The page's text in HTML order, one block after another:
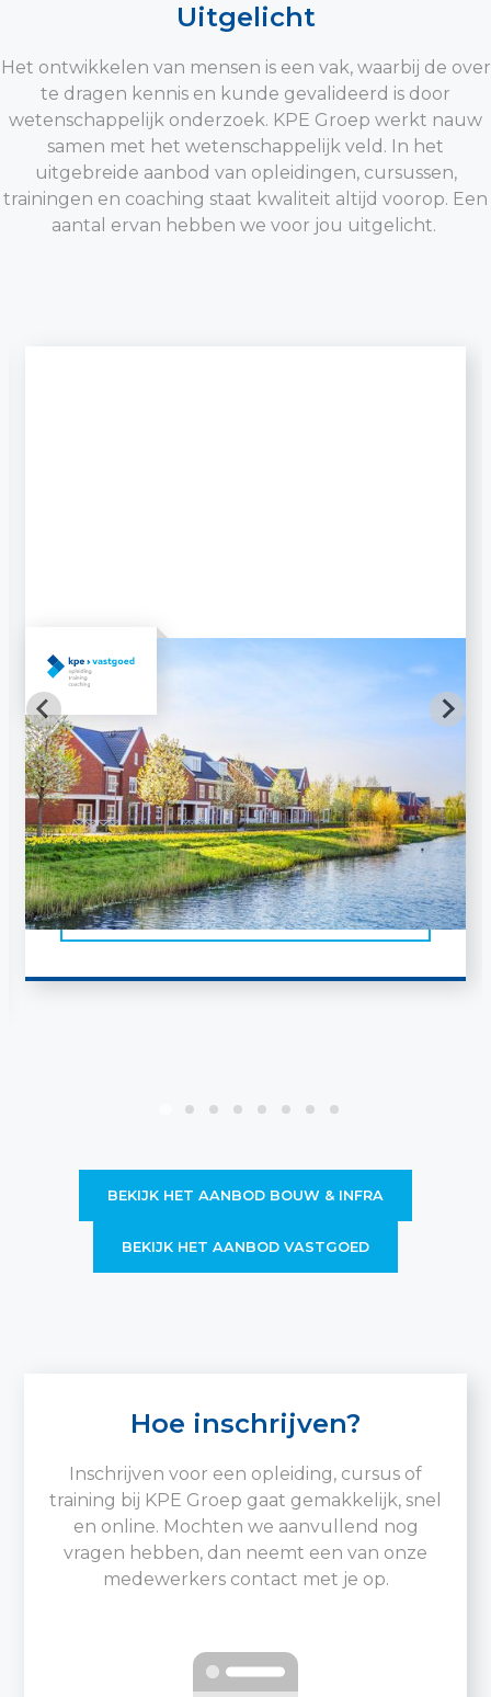
Uitgelicht
Het ontwikkelen van mensen is een vak, waarbij de over
te dragen kennis en kunde gevalideerd is door
wetenschappelijk onderzoek. KPE Groep werkt nauw
samen met het wetenschappelijk veld. In het
uitgebreide aanbod van opleidingen, cursussen,
trainingen en coaching staat kwaliteit altijd voorop. Een
aantal ervan hebben we voor jou uitgelicht.
Cursus
WOZ taxeren in de praktijk
INSCHRIJVEN
INFO
BEKIJK HET AANBOD BOUW & INFRA
BEKIJK HET AANBOD VASTGOED
Hoe inschrijven?
Inschrijven voor een opleiding, cursus of
training bij KPE Groep gaat gemakkelijk, snel
en online. Mochten we aanvullend nog
vragen hebben, dan neemt een van onze
medewerkers contact met je op.